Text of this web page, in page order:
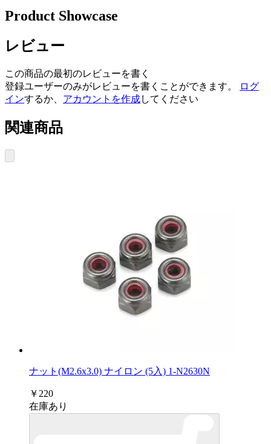
Product Showcase
レビュー
この商品の最初のレビューを書く
登録ユーザーのみがレビューを書くことができます。
ログ
インするか、 アカウントを作成してください
関連商品
ナット(M2.6x3.0) ナイロン (5入) 1-N2630N
￥220
在庫あり